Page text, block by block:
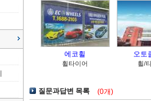
에코휠
휠타이어
오토
휠/
질문과답변 목록 (0개)